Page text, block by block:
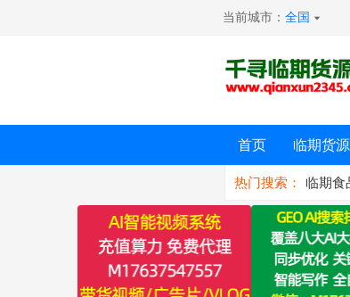
当前城市：全国
首页 临期货源
热门搜索： 临期食